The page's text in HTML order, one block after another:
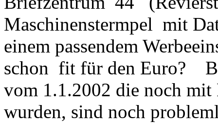
Maschinenstermpel mit
einem passendem
schon fit für den Euro?
vom 1.1.2002 die noch
wurden, sind noch